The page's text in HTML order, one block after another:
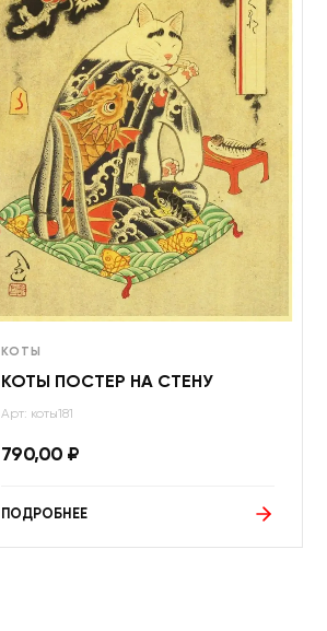
КОТЫ
КОТЫ ПОСТЕР НА СТЕНУ
Арт: коты181
790,00 ₽
ПОДРОБНЕЕ